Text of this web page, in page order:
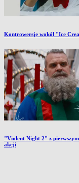
Kontrowersje wokół "Ice
"Violent Night 2" z
akcji